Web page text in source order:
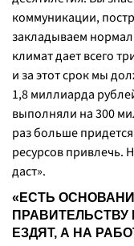
коммуникации,
закладываем
климат дает всего
и за этот срок мы
1,8 миллиарда
выполняли на 300
раз больше
ресурсов привлечь.
даст».
«ЕСТЬ
ПРАВИТЕЛЬСТВУ
ЕЗДЯТ, А НА